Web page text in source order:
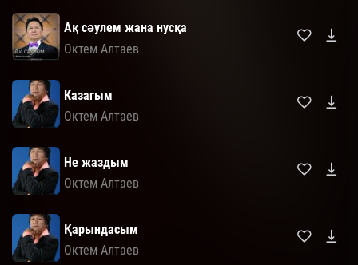
Ақ сәулем жана нусқа
Октем Алтаев
Казагым
Октем Алтаев
Не жаздым
Октем Алтаев
Қарындасым
Октем Алтаев